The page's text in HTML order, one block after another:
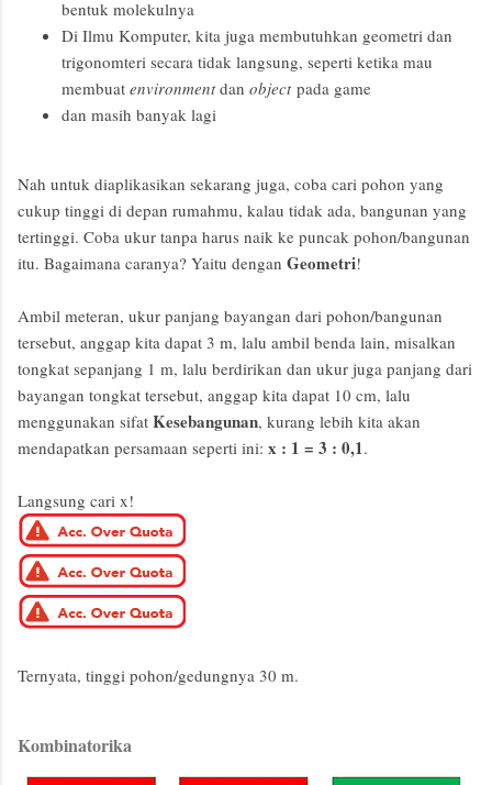
bentuk molekulnya
Di Ilmu Komputer, kita juga membutuhkan geometri dan
trigonomteri secara tidak langsung, seperti ketika mau
membuat environmentdan objectpada game
dan masih banyak lagi
Nah untuk diaplikasikan sekarang juga, coba cari pohon yang
cukup tinggi di depan rumahmu, kalau tidak ada, bangunan yang
tertinggi. Coba ukur tanpa harus naik ke puncak pohon/bangunan
itu. Bagaimana caranya? Yaitu dengan Geometri!
Ambil meteran, ukur panjang bayangan dari pohon/bangunan
tersebut, anggap kita dapat 3 m, lalu ambil benda lain, misalkan
tongkat sepanjang 1 m, lalu berdirikan dan ukur juga panjang dari
bayangan tongkat tersebut, anggap kita dapat 10 cm, lalu
menggunakan sifat Kesebangunan, kurang lebih kita akan
mendapatkan persamaan seperti ini: x : 1 = 3 : 0,1.
Langsung cari x!
Ternyata, tinggi pohon/gedungnya 30 m.
Kombinatorika